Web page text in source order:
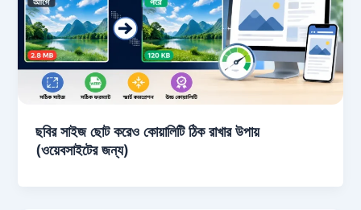
ছবির সাইজ ছোট করেও কোয়ালিটি ঠিক রাখার উপায়
(ওয়েবসাইটের জন্য)